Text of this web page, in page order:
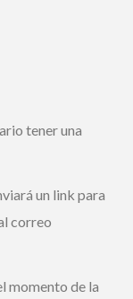
tener una
un link para
correo
momento de la